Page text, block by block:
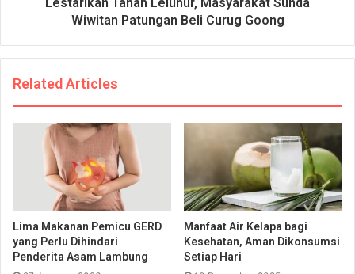
Wiwitan Patungan Beli Curug Goong
Related Articles
Lima Makanan Pemicu GERD
yang Perlu Dihindari
Penderita Asam Lambung
Manfaat Air Kelapa bagi
Kesehatan, Aman Dikonsumsi
Setiap Hari